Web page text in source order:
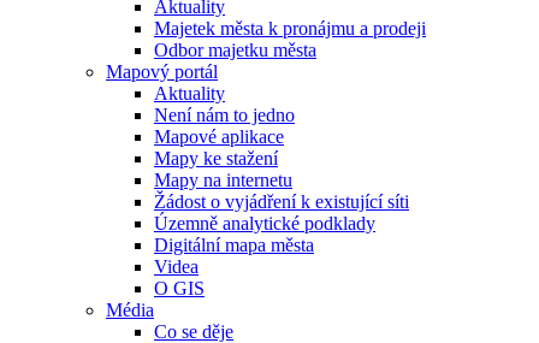
Aktuality
Majetek města k pronájmu a prodeji
Odbor majetku města
Mapový portál
Aktuality
Není nám to jedno
Mapové aplikace
Mapy ke stažení
Mapy na internetu
Žádost o vyjádření k existující síti
Územně analytické podklady
Digitální mapa města
Videa
O GIS
Média
Co se děje